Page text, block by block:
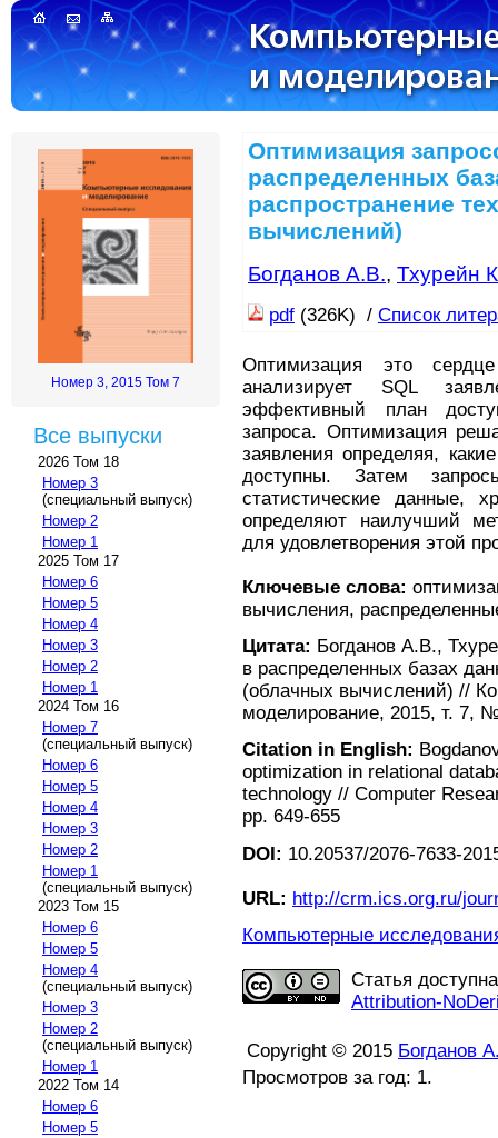
Номер 3, 2015 Том 7
Все выпуски
2026 Том 18
Номер 3
(специальный выпуск)
Номер 2
Номер 1
2025 Том 17
Номер 6
Номер 5
Номер 4
Номер 3
Номер 2
Номер 1
2024 Том 16
Номер 7
(специальный выпуск)
Номер 6
Номер 5
Номер 4
Номер 3
Номер 2
Номер 1
(специальный выпуск)
2023 Том 15
Номер 6
Номер 5
Номер 4
(специальный выпуск)
Номер 3
Номер 2
(специальный выпуск)
Номер 1
2022 Том 14
Номер 6
Номер 5
Оптимизация
распределенных
распространение
вычислений)
Богданов А.В., Тхурейн
pdf (326K) / Список
Оптимизация это
анализирует SQL
эффективный план
запроса. Оптимизация
заявления определяя,
доступны. Затем
статистические данные,
определяют наилучший
для удовлетворения этой
Ключевые слова:
вычисления,
Цитата: Богданов А.В.,
в распределенных базах
(облачных вычислений) //
моделирование, 2015, т. 7,
Citation in English:
optimization in relational
technology // Computer
pp. 649-655
DOI: 10.20537/2076-7633-
URL: http://crm.ics.org.ru/
Компьютерные
Статья
Attribution-
Copyright © 2015 Богданов
Просмотров за год: 1.